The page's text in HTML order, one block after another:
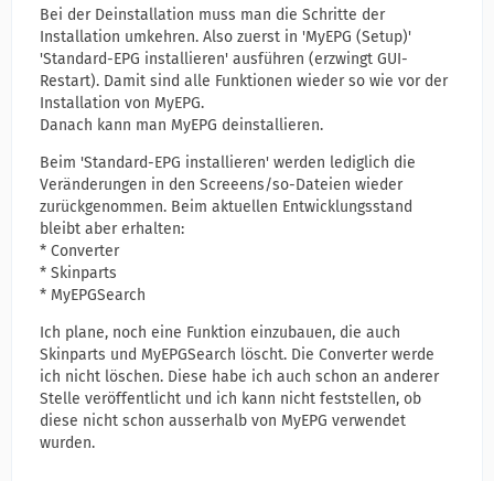
Bei der Deinstallation muss man die Schritte der
Installation umkehren. Also zuerst in 'MyEPG (Setup)'
'Standard-EPG installieren' ausführen (erzwingt GUI-
Restart). Damit sind alle Funktionen wieder so wie vor der
Installation von MyEPG.
Danach kann man MyEPG deinstallieren.
Beim 'Standard-EPG installieren' werden lediglich die
Veränderungen in den Screeens/so-Dateien wieder
zurückgenommen. Beim aktuellen Entwicklungsstand
bleibt aber erhalten:
* Converter
* Skinparts
* MyEPGSearch
Ich plane, noch eine Funktion einzubauen, die auch
Skinparts und MyEPGSearch löscht. Die Converter werde
ich nicht löschen. Diese habe ich auch schon an anderer
Stelle veröffentlicht und ich kann nicht feststellen, ob
diese nicht schon ausserhalb von MyEPG verwendet
wurden.